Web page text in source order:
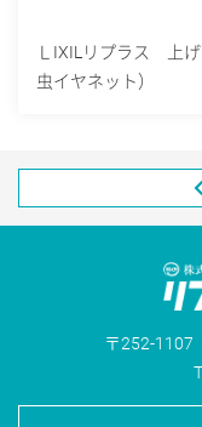
ＬIXILリプラス 上げ
虫イヤネット）
252-1107